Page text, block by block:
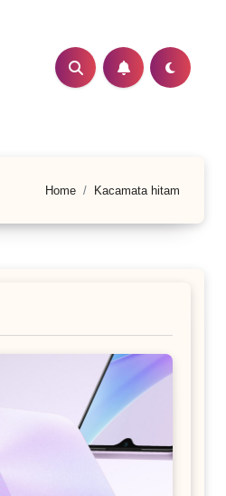
Home Kacamata hitam